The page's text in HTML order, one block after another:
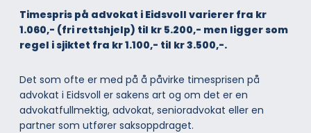
Timespris på advokat i Eidsvoll varierer fra kr
1.060,- (fri rettshjelp) til kr 5.200,- men ligger som
regel i sjiktet fra kr 1.100,- til kr 3.500,-.
Det som ofte er med på å påvirke timesprisen på
advokat i Eidsvoll er sakens art og om det er en
advokatfullmektig, advokat, senioradvokat eller en
partner som utfører saksoppdraget.